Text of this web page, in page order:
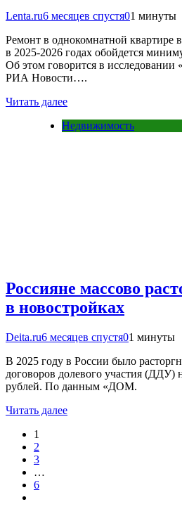
Lenta.ru6 месяцев спустя01 минуты
Ремонт в однокомнатной квартире
в 2025-2026 годах обойдется
Об этом говорится в исследовании
РИА Новости….
Читать далее
Недвижимость
Россияне массово
в новостройках
Deita.ru6 месяцев спустя01 минуты
В 2025 году в России было
договоров долевого участия (ДДУ)
рублей. По данным «ДОМ.
Читать далее
1
2
3
…
6